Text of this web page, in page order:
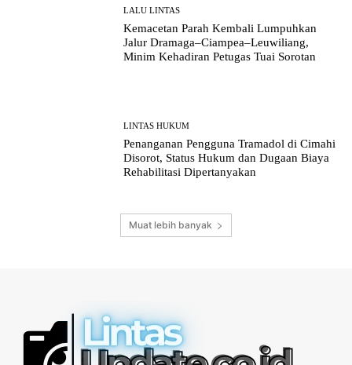
LALU LINTAS
Kemacetan Parah Kembali Lumpuhkan
Jalur Dramaga–Ciampea–Leuwiliang,
Minim Kehadiran Petugas Tuai Sorotan
LINTAS HUKUM
Penanganan Pengguna Tramadol di Cimahi
Disorot, Status Hukum dan Dugaan Biaya
Rehabilitasi Dipertanyakan
Muat lebih banyak